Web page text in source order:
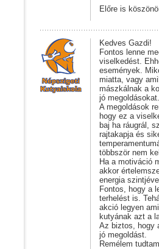
Előre is
Kedves Gazdi!
Fontos lenne
viselkedést.
események.
miatta, vagy
mászkálnak a
jó megoldásokat.
A megoldások
hogy ez a
baj ha ráugrál,
rajtakapja és
többször nem
Ha a motiváció
akkor
energia
Fontos, hogy a
terhelést is.
akció legyen
kutyának azt a
Az biztos, hogy
jó megoldást.
Remélem